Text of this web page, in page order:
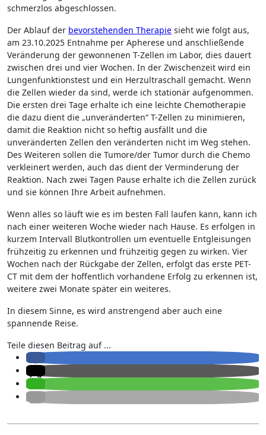
schmerzlos abgeschlossen.
Der Ablauf der bevorstehenden Therapie sieht wie folgt aus,
am 23.10.2025 Entnahme per Apherese und anschließende
Veränderung der gewonnenen T-Zellen im Labor, dies dauert
zwischen drei und vier Wochen. In der Zwischenzeit wird ein
Lungenfunktionstest und ein Herzultraschall gemacht. Wenn
die Zellen wieder da sind, werde ich stationär aufgenommen.
Die ersten drei Tage erhalte ich eine leichte Chemotherapie
die dazu dient die „unveränderten“ T-Zellen zu minimieren,
damit die Reaktion nicht so heftig ausfällt und die
unveränderten Zellen den veränderten nicht im Weg stehen.
Des Weiteren sollen die Tumore/der Tumor durch die Chemo
verkleinert werden, auch das dient der Verminderung der
Reaktion. Nach zwei Tagen Pause erhalte ich die Zellen zurück
und sie können Ihre Arbeit aufnehmen.
Wenn alles so läuft wie es im besten Fall laufen kann, kann ich
nach einer weiteren Woche wieder nach Hause. Es erfolgen in
kurzem Intervall Blutkontrollen um eventuelle Entgleisungen
frühzeitig zu erkennen und frühzeitig gegen zu wirken. Vier
Wochen nach der Rückgabe der Zellen, erfolgt das erste PET-
CT mit dem der hoffentlich vorhandene Erfolg zu erkennen ist,
weitere zwei Monate später ein weiteres.
In diesem Sinne, es wird anstrengend aber auch eine
spannende Reise.
Teile diesen Beitrag auf ...